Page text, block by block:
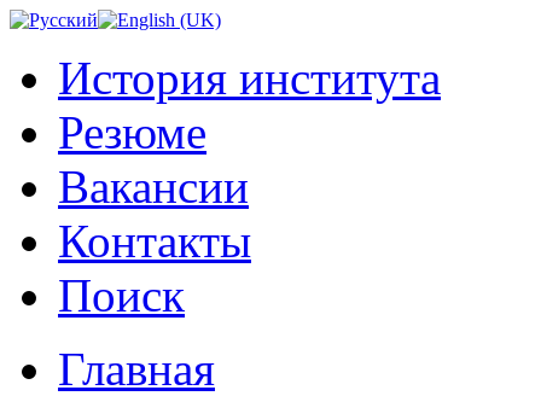
История института
Резюме
Вакансии
Контакты
Поиск
Главная